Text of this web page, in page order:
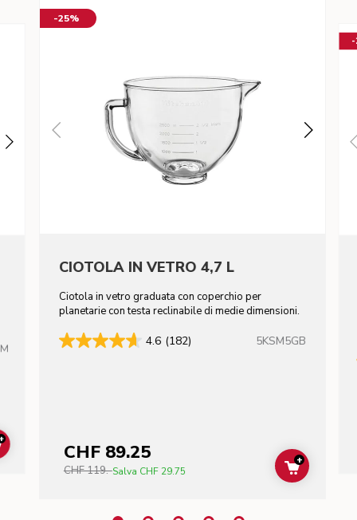
ADD TO CART
-25%
CIOTOLA IN VETRO 4,7 L
Ciotola in vetro graduata con coperchio per
planetarie con testa reclinabile di medie dimensioni.
4.6 (182) 5KSM5GB
CHF 89.25
CHF 119.-Salva CHF 29.75 ADD TO
+
-